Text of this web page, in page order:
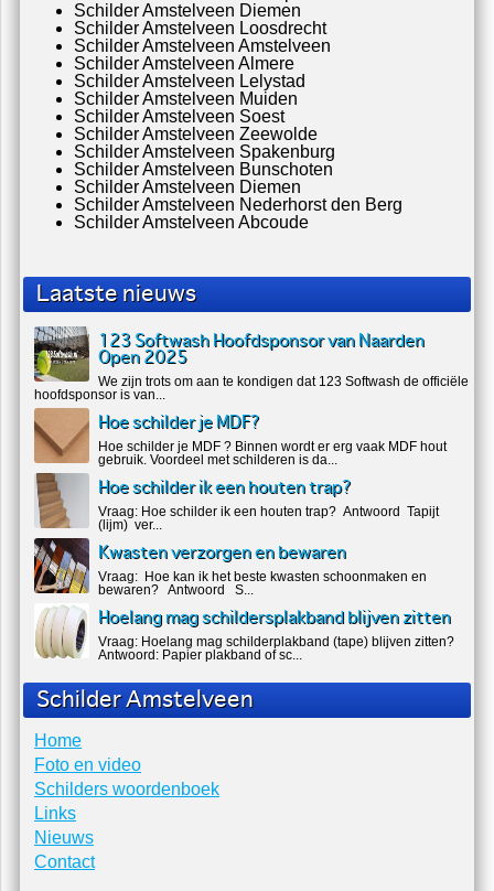
Schilder Amstelveen Diemen
Schilder Amstelveen Loosdrecht
Schilder Amstelveen Amstelveen
Schilder Amstelveen Almere
Schilder Amstelveen Lelystad
Schilder Amstelveen Muiden
Schilder Amstelveen Soest
Schilder Amstelveen Zeewolde
Schilder Amstelveen Spakenburg
Schilder Amstelveen Bunschoten
Schilder Amstelveen Diemen
Schilder Amstelveen Nederhorst den Berg
Schilder Amstelveen Abcoude
Laatste nieuws
123 Softwash Hoofdsponsor van Naarden
Open 2025
We zijn trots om aan te kondigen dat 123 Softwash de officiële
hoofdsponsor is van...
Hoe schilder je MDF?
Hoe schilder je MDF ? Binnen wordt er erg vaak MDF hout
gebruik. Voordeel met schilderen is da...
Hoe schilder ik een houten trap?
Vraag: Hoe schilder ik een houten trap? Antwoord Tapijt
(lijm) ver...
Kwasten verzorgen en bewaren
Vraag: Hoe kan ik het beste kwasten schoonmaken en
bewaren? Antwoord S...
Hoelang mag schildersplakband blijven zitten
Vraag: Hoelang mag schilderplakband (tape) blijven zitten?
Antwoord: Papier plakband of sc...
Schilder Amstelveen
Home
Foto en video
Schilders woordenboek
Links
Nieuws
Contact